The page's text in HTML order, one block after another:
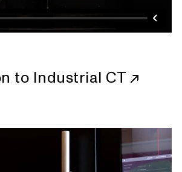
to Industrial CT ↗